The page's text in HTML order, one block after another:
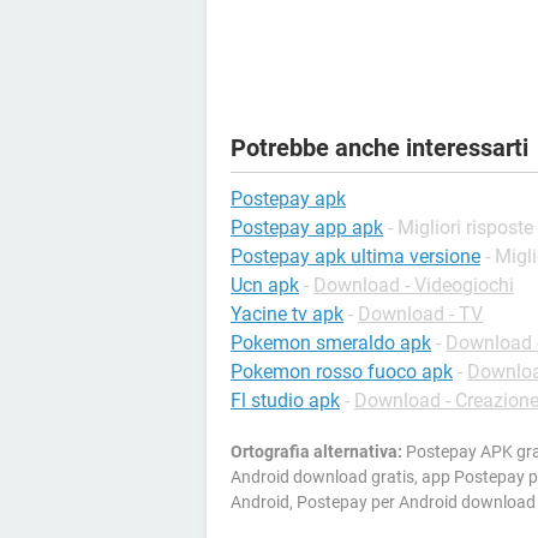
Potrebbe anche interessarti
Postepay apk
Postepay app apk - Migliori risposte
Postepay apk ultima versione -
Ucn apk - Download - Videogiochi
Yacine tv apk - Download - TV
Pokemon smeraldo apk - Download
Pokemon rosso fuoco apk -
Fl studio apk - Download -
Ortografia alternativa: Postepay APK
Android download gratis, app Postepay
Android, Postepay per Android